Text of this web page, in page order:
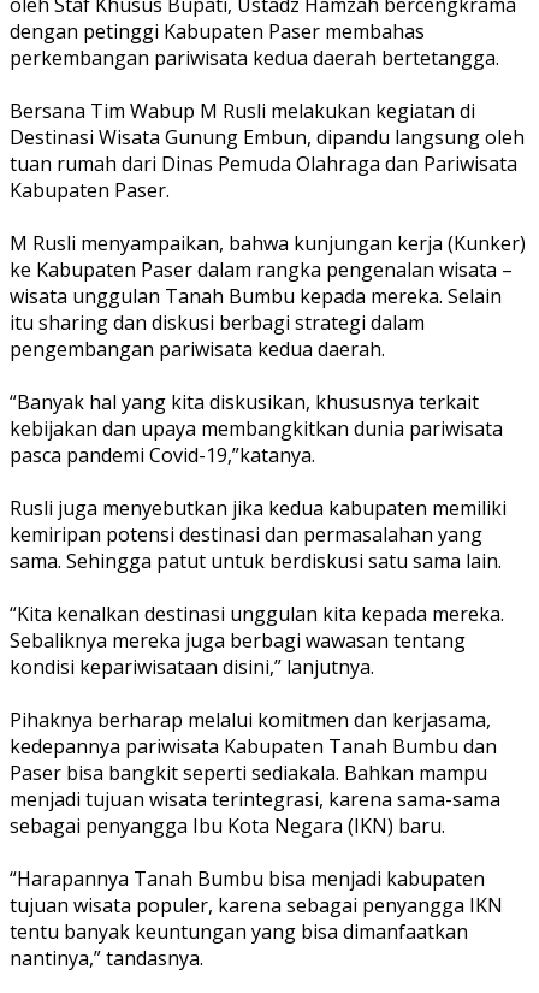
dengan petinggi Kabupaten Paser membahas
perkembangan pariwisata kedua daerah bertetangga.
Bersana Tim Wabup M Rusli melakukan kegiatan di
Destinasi Wisata Gunung Embun, dipandu langsung oleh
tuan rumah dari Dinas Pemuda Olahraga dan Pariwisata
Kabupaten Paser.
M Rusli menyampaikan, bahwa kunjungan kerja (Kunker)
ke Kabupaten Paser dalam rangka pengenalan wisata –
wisata unggulan Tanah Bumbu kepada mereka. Selain
itu sharing dan diskusi berbagi strategi dalam
pengembangan pariwisata kedua daerah.
“Banyak hal yang kita diskusikan, khususnya terkait
kebijakan dan upaya membangkitkan dunia pariwisata
pasca pandemi Covid-19,”katanya.
Rusli juga menyebutkan jika kedua kabupaten memiliki
kemiripan potensi destinasi dan permasalahan yang
sama. Sehingga patut untuk berdiskusi satu sama lain.
“Kita kenalkan destinasi unggulan kita kepada mereka.
Sebaliknya mereka juga berbagi wawasan tentang
kondisi kepariwisataan disini,” lanjutnya.
Pihaknya berharap melalui komitmen dan kerjasama,
kedepannya pariwisata Kabupaten Tanah Bumbu dan
Paser bisa bangkit seperti sediakala. Bahkan mampu
menjadi tujuan wisata terintegrasi, karena sama-sama
sebagai penyangga Ibu Kota Negara (IKN) baru.
“Harapannya Tanah Bumbu bisa menjadi kabupaten
tujuan wisata populer, karena sebagai penyangga IKN
tentu banyak keuntungan yang bisa dimanfaatkan
nantinya,” tandasnya.